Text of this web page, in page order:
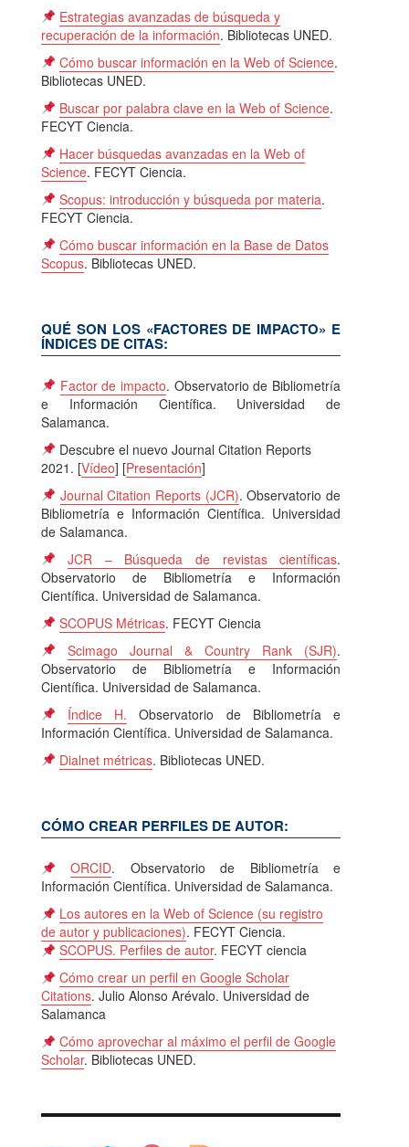
Estrategias avanzadas de búsqueda y
recuperación de la información. Bibliotecas UNED.
Cómo buscar información en la Web of Science.
Bibliotecas UNED.
Buscar por palabra clave en la Web of Science.
FECYT Ciencia.
Hacer búsquedas avanzadas en la Web of
Science. FECYT Ciencia.
Scopus: introducción y búsqueda por materia.
FECYT Ciencia.
Cómo buscar información en la Base de Datos
Scopus. Bibliotecas UNED.
QUÉ SON LOS «FACTORES DE IMPACTO» E
ÍNDICES DE CITAS:
Factor de impacto. Observatorio de Bibliometría
e Información Científica. Universidad de
Salamanca.
Descubre el nuevo Journal Citation Reports
2021. [Vídeo] [Presentación]
Journal Citation Reports (JCR). Observatorio de
Bibliometría e Información Científica. Universidad
de Salamanca.
JCR – Búsqueda de revistas científicas.
Observatorio de Bibliometría e Información
Científica. Universidad de Salamanca.
SCOPUS Métricas. FECYT Ciencia
Scimago Journal & Country Rank (SJR).
Observatorio de Bibliometría e Información
Científica. Universidad de Salamanca.
Índice H. Observatorio de Bibliometría e
Información Científica. Universidad de Salamanca.
Dialnet métricas. Bibliotecas UNED.
CÓMO CREAR PERFILES DE AUTOR:
ORCID. Observatorio de Bibliometría e
Información Científica. Universidad de Salamanca.
Los autores en la Web of Science (su registro
de autor y publicaciones). FECYT Ciencia.
SCOPUS. Perfiles de autor. FECYT ciencia
Cómo crear un perfil en Google Scholar
Citations. Julio Alonso Arévalo. Universidad de
Salamanca
Cómo aprovechar al máximo el perfil de Google
Scholar. Bibliotecas UNED.